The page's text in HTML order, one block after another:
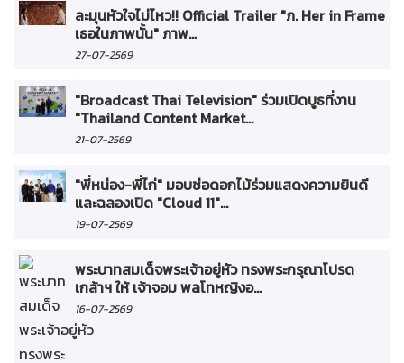
ละมุนหัวใจไม่ไหว!! Official Trailer "ภ. Her in Frame
เธอในภาพนั้น" ภาพ...
27-07-2569
"Broadcast Thai Television" ร่วมเปิดบูธที่งาน
"Thailand Content Market...
21-07-2569
"พี่หน่อง-พี่ไก่" มอบช่อดอกไม้ร่วมแสดงความยินดี
และฉลองเปิด "Cloud 11"...
19-07-2569
พระบาทสมเด็จพระเจ้าอยู่หัว ทรงพระกรุณาโปรด
เกล้าฯ ให้ เจ้าจอม พลโทหญิงอ...
16-07-2569